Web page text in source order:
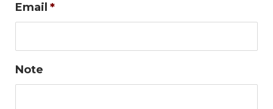
Email *
Note